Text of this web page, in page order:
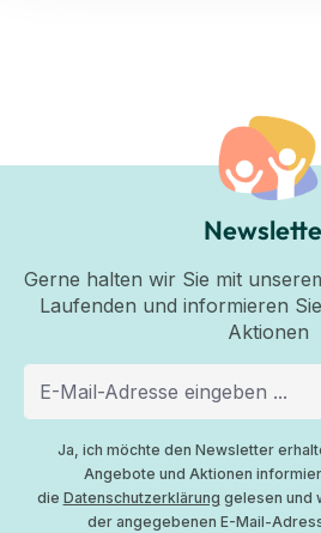
Gerne halten wir Sie mit
Laufenden und informieren
Aktionen
Ja, ich möchte den Newsletter
Angebote und Aktionen
die Datenschutzerklärung gelesen und
der angegebenen E-Mail-